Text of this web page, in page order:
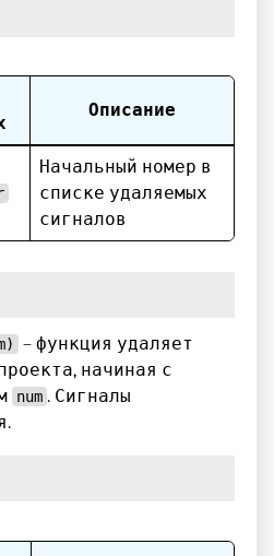
Описание
Начальный номер в
списке удаляемых
сигналов
– функция удаляет
начиная с
num . Сигналы